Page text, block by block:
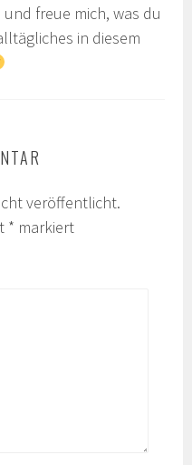
freue mich, was du
in diesem
veröffentlicht.
* markiert